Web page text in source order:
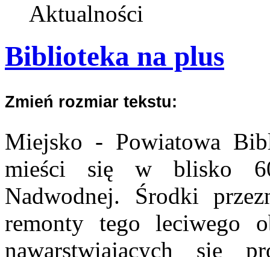
Aktualności
Biblioteka na plus
Zmień rozmiar tekstu:
Miejsko - Powiatowa
mieści się w blisko
Nadwodnej. Środki
remonty tego leciwego
nawarstwiających się